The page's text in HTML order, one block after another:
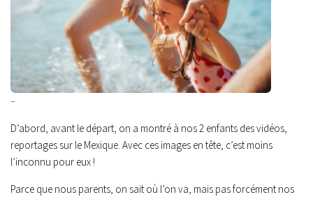
–
D’abord, avant le départ, on a montré à nos 2 enfants des vidéos,
reportages sur le Mexique. Avec ces images en tête, c’est moins
l’inconnu pour eux !
Parce que nous parents, on sait où l’on va, mais pas forcément nos